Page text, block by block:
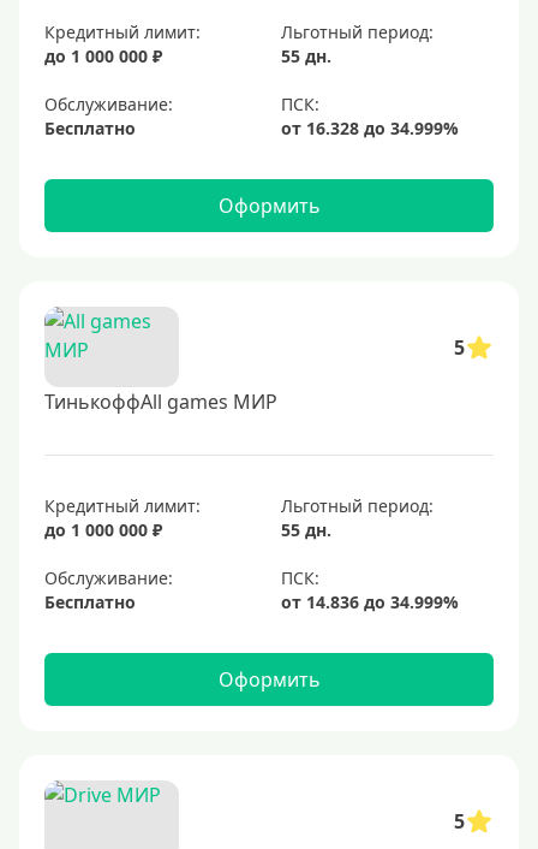
Кредитный лимит:
до 1 000 000 ₽
Льготный период:
55 дн.
Обслуживание:
Бесплатно
Оформить
5
ТинькоффAll games МИР
Кредитный лимит:
до 1 000 000 ₽
Льготный период:
55 дн.
Обслуживание:
Бесплатно
Оформить
5